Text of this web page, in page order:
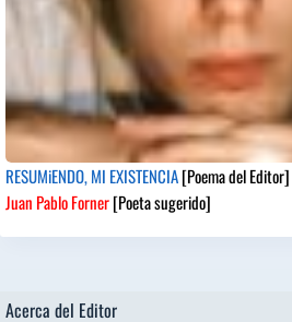
RESUMiENDO, MI EXISTENCIA[Poema del Editor]
Juan Pablo Forner[Poeta sugerido]
Acerca del Editor